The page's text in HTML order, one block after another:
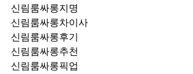
신림룸싸롱지명
신림룸싸롱차이사
신림룸싸롱후기
신림룸싸롱추천